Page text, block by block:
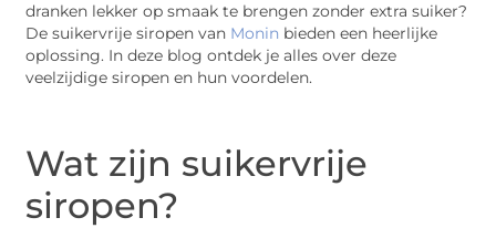
dranken lekker op smaak te brengen zonder extra suiker?
De suikervrije siropen van Monin bieden een heerlijke
oplossing. In deze blog ontdek je alles over deze
veelzijdige siropen en hun voordelen.
Wat zijn suikervrije
siropen?